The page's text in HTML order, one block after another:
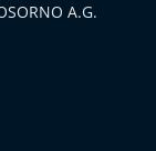
A.G.